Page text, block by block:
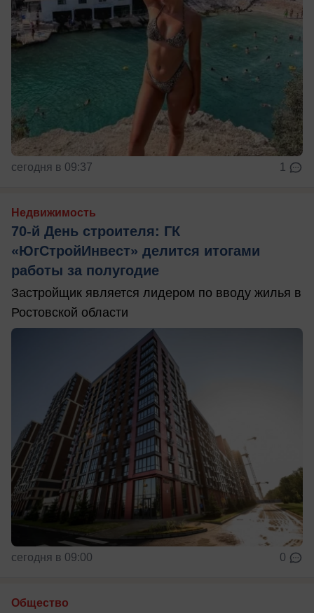
сегодня в 09:37 1
Недвижимость
70-й День строителя: ГК
«ЮгСтройИнвест» делится итогами
работы за полугодие
Застройщик является лидером по вводу жилья в
Ростовской области
сегодня в 09:00 0
Общество